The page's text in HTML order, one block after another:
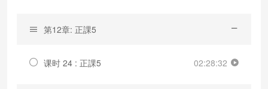
第12章: 正課5
课时 24 : 正課5 02:28:32